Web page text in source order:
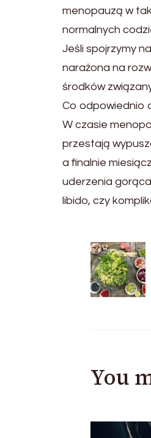
menopauzą w
normalnych
Jeśli spojrzymy
narażona na
środków
Co odpowiednio
W czasie
przestają
a finalnie
uderzenia
libido, czy
Post
You